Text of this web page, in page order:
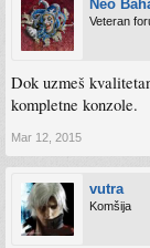
Neo
Veteran
Dok uzmeš
kompletne konzole.
Mar 12, 2015
vutra
Komšija